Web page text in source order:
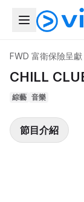
FWD 富衛保險呈獻
CHILL
綜藝 音樂
節目介紹